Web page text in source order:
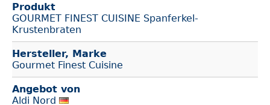
Produkt
GOURMET FINEST CUISINE Spanferkel-
Krustenbraten
Hersteller, Marke
Gourmet Finest Cuisine
Angebot von
Aldi Nord